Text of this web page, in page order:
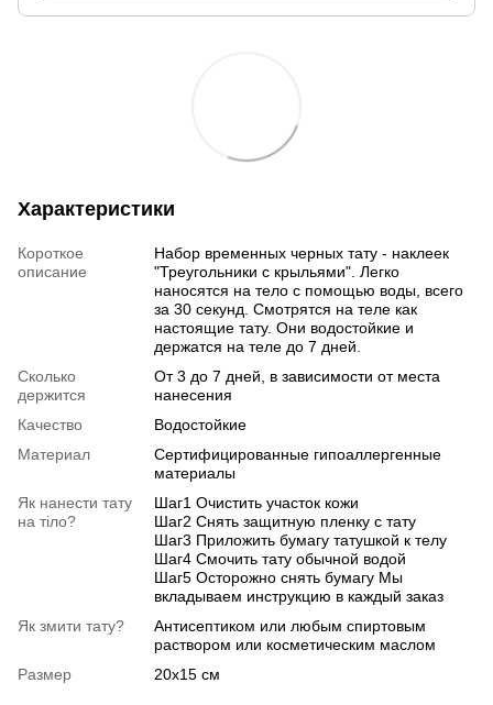
Характеристики
Короткое
описание
Набор временных черных тату - наклеек
"Треугольники с крыльями". Легко
наносятся на тело с помощью воды, всего
за 30 секунд. Смотрятся на теле как
настоящие тату. Они водостойкие и
держатся на теле до 7 дней.
Сколько
держится
От 3 до 7 дней, в зависимости от места
нанесения
Качество
Водостойкие
Материал
Сертифицированные гипоаллергенные
материалы
Як нанести тату
на тіло?
Шаг1 Очистить участок кожи
Шаг2 Снять защитную пленку с тату
Шаг3 Приложить бумагу татушкой к телу
Шаг4 Смочить тату обычной водой
Шаг5 Осторожно снять бумагу Мы
вкладываем инструкцию в каждый заказ
Як змити тату?
Антисептиком или любым спиртовым
раствором или косметическим маслом
Размер
20х15 см